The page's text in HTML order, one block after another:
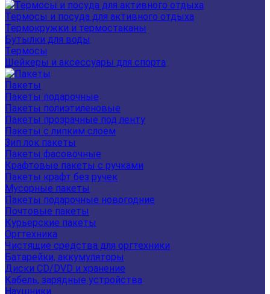
Термосы и посуда для активного отдыха
Термокружки и термостаканы
Бутылки для воды
Термосы
Шейкеры и аксессуары для спорта
Пакеты
Пакеты подарочные
Пакеты полиэтиленовые
Пакеты прозрачные под ленту
Пакеты с липким слоем
Зип лок пакеты
Пакеты фасовочные
Крафтовые пакеты с ручками
Пакеты крафт без ручек
Мусорные пакеты
Пакеты подарочные новогодние
Почтовые пакеты
Курьерские пакеты
Оргтехника
Чистящие средства для оргтехники
Батарейки, аккумуляторы
Диски CD/DVD и хранение
Кабель, зарядные устройства
Наушники